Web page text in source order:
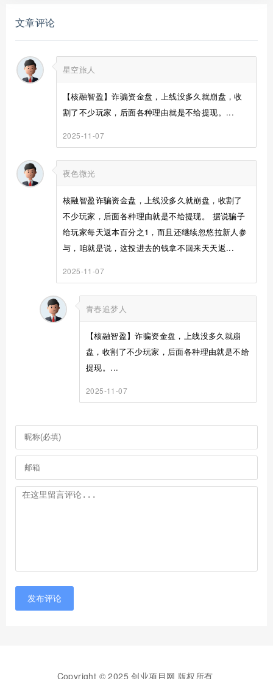
文章评论
星空旅人
【核融智盈】诈骗资金盘，上线没多久就崩盘，收
割了不少玩家，后面各种理由就是不给提现。...
2025-11-07
夜色微光
核融智盈诈骗资金盘，上线没多久就崩盘，收割了
不少玩家，后面各种理由就是不给提现。 据说骗子
给玩家每天返本百分之1，而且还继续忽悠拉新人参
与，咱就是说，这投进去的钱拿不回来天天返...
2025-11-07
青春追梦人
【核融智盈】诈骗资金盘，上线没多久就崩
盘，收割了不少玩家，后面各种理由就是不给
提现。...
2025-11-07
发布评论
Copyright © 2025 创业项目网 版权所有